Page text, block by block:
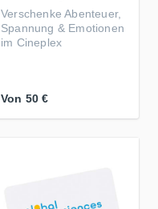
Verschenke Abenteuer,
Spannung & Emotionen
im Cineplex
Von 50 €